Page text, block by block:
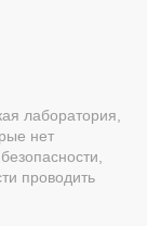
лаборатория,
нет
проводить